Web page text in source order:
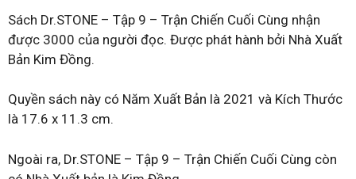
Sách Dr.STONE – Tập 9 – Trận Chiến Cuối Cùng nhận
được 3000 của người đọc. Được phát hành bởi Nhà Xuất
Bản Kim Đồng.
Quyền sách này có Năm Xuất Bản là 2021 và Kích Thước
là 17.6 x 11.3 cm.
Ngoài ra, Dr.STONE – Tập 9 – Trận Chiến Cuối Cùng còn